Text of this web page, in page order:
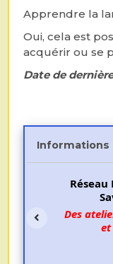
Apprendre la
Oui, cela est
acquérir ou se
Date de
Réseau
Des
et